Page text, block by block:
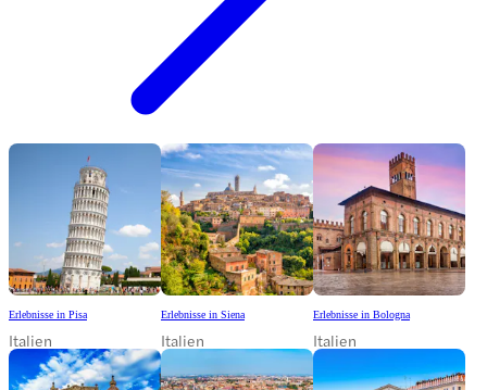
Erlebnisse in Pisa
Italien
Erlebnisse in Siena
Italien
Erlebnisse in Bologna
Italien